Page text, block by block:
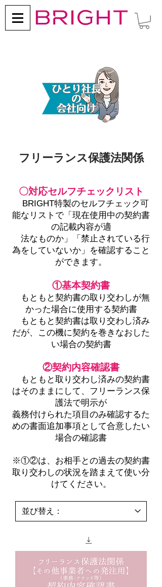
フリーランス保護法関係
〇対応セルフチェックリスト
BRIGHT特製のセルフチェック可
能なリストで「現在使用中の契約書
の記載内容が適
法なものか」「禁止されている行
為をしていないか」を確認すること
ができます。
①基本契約書
もともと契約書の取り交わしが無
かった場合に使用する契約書
もともと契約書は取り交わし済み
だが、この機に契約を巻きなおした
い場合の契約書
②契約内容確認書
もともと取り交わし済みの契約書
はそのままにして、フリーランス保
護法で明示が
義務付けられた項目のみ確認するた
めの書面追加事項として合意したい
場合の確認書
※①②は、お相手との過去の契約書
取り交わしの状況を踏まえて使い分
けてください。